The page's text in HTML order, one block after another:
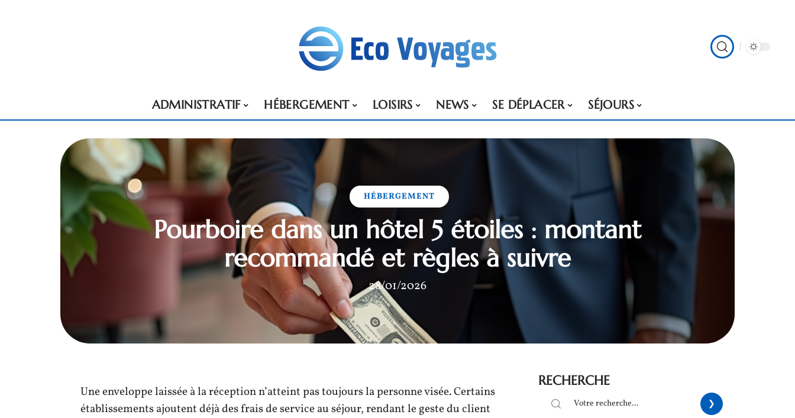
ADMINISTRATIF HÉBERGEMENT LOISIRS NEWS SE DÉPLACER SÉJOURS
HÉBERGEMENT
Pourboire dans un hôtel 5 étoiles : montant
recommandé et règles à suivre
28/01/2026
Une enveloppe laissée à la réception n’atteint pas toujours la personne visée. Certains
établissements ajoutent déjà des frais de service au séjour, rendant le geste du client
RECHERCHE